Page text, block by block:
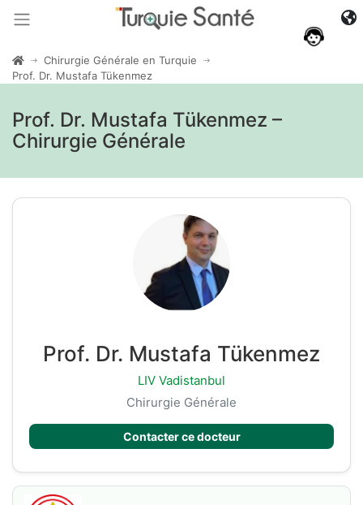
Chirurgie Générale en Turquie
Prof. Dr. Mustafa Tükenmez
Prof. Dr. Mustafa Tükenmez –
Chirurgie Générale
Prof. Dr. Mustafa Tükenmez
LIV Vadistanbul
Chirurgie Générale
Contacter ce docteur